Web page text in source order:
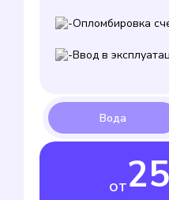
Опломбировка
Ввод в
от